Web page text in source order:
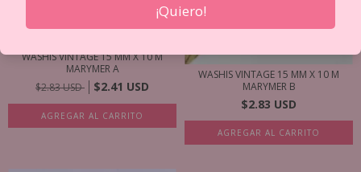
WASHIS VINTAGE 15 MM X 10 M
MARYMER A
$2.83 USD
$2.41 USD
AGREGAR AL CARRITO
WASHIS VINTAGE 15 MM X 10 M
MARYMER B
$2.83 USD
AGREGAR AL CARRITO
¡Quiero!